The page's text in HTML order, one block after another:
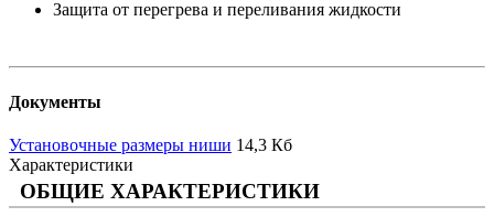
Защита от перегрева и переливания жидкости
Документы
Установочные размеры ниши 14,3 Кб
Характеристики
ОБЩИЕ ХАРАКТЕРИСТИКИ